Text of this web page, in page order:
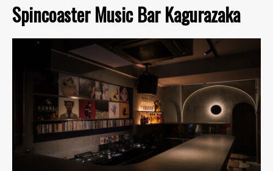
Spincoaster Music Bar Kagurazaka